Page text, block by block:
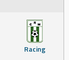
Racing